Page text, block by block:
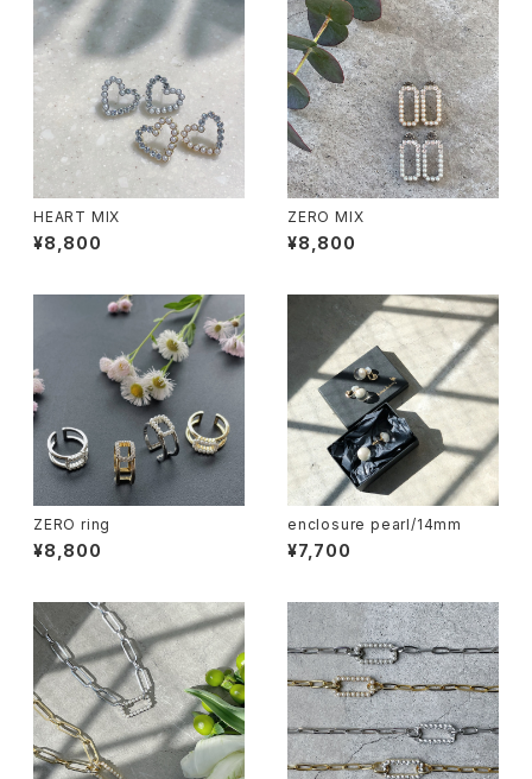
HEART MIX
¥8,800
ZERO MIX
¥8,800
ZERO ring
¥8,800
enclosure pearl/14mm
¥7,700